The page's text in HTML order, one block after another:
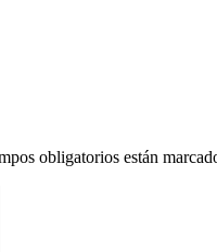
obligatorios están